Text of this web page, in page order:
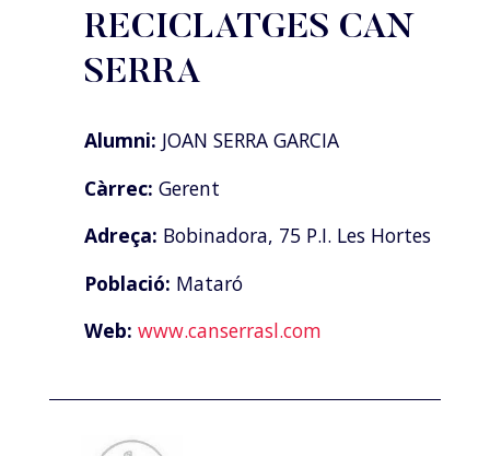
RECICLATGES CAN
SERRA
Alumni: JOAN SERRA GARCIA
Càrrec: Gerent
Adreça: Bobinadora, 75 P.I. Les Hortes
Població: Mataró
Web: www.canserrasl.com